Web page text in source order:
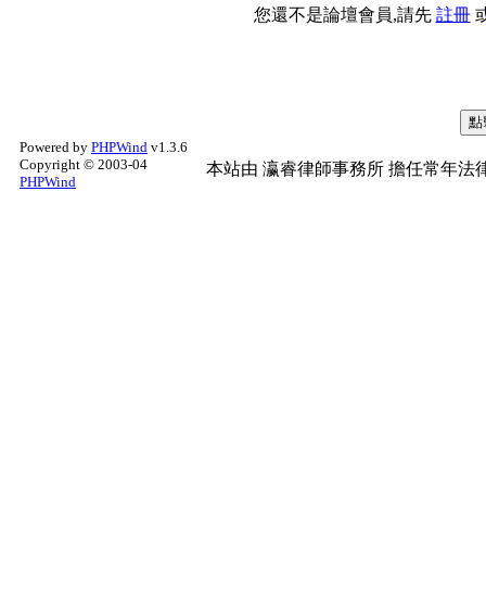
您還不是論壇會員,請先 註冊
Powered by PHPWind v1.3.6
Copyright © 2003-04
PHPWind
本站由 瀛睿律師事務所 擔任常年法